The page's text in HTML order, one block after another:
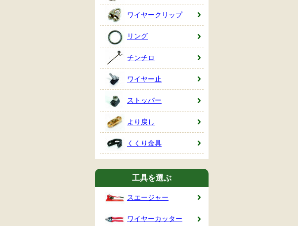
ワイヤークリップ
リング
チンチロ
ワイヤー止
ストッパー
より戻し
くくり金具
工具を選ぶ
スエージャー
ワイヤーカッター